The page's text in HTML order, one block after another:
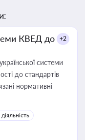
КВЕД до
+2
системи
до стандартів
нормативні